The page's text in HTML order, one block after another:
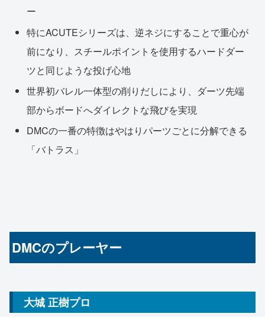
ー
特にACUTEシリーズは、逆ネジにすることで重心が
前になり、スチールポイントを使用するハードダー
ツと同じような投げ心地
世界初バレル一体型の削りだしにより、ダーツ先端
部からボードへダイレクトな飛びを実現
DMCの一番の特徴はやはりパーツごとに分解できる
「バトラス」
DMCのプレーヤー
大城 正樹プロ